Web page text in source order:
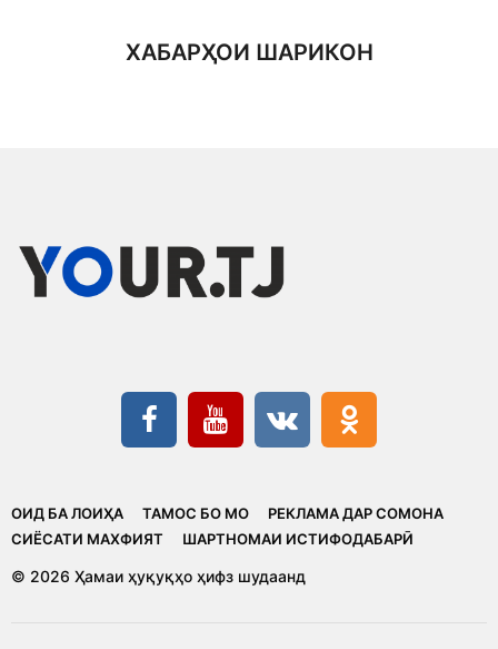
ХАБАРҲОИ ШАРИКОН
ОИД БА ЛОИҲА ТАМОС БО МО
РЕКЛАМА ДАР СОМОНА
CИЁСАТИ МАХФИЯТ
ШАРТНОМАИ ИСТИФОДАБАРӢ
© 2026 Ҳамаи ҳуқуқҳо ҳифз шудаанд